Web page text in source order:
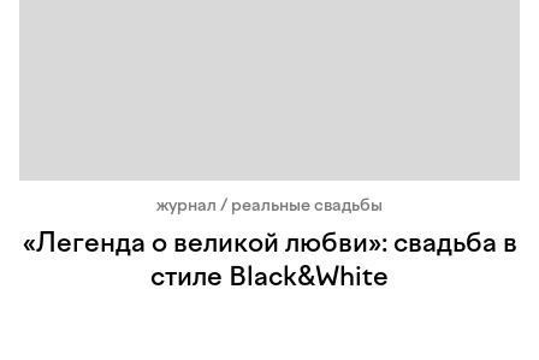
журнал / реальные свадьбы
«Легенда о великой любви»: свадьба в
стиле Black&White